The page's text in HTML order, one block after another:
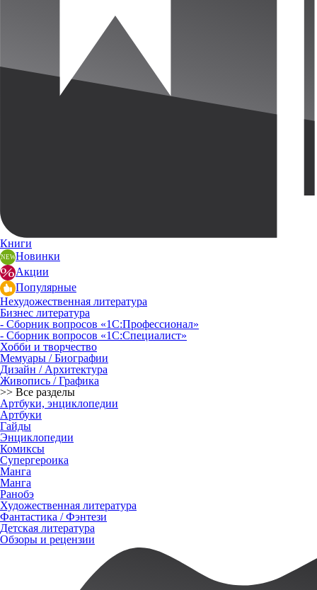
Книги
Новинки
Акции
Популярные
Нехудожественная литература
Бизнес литература
- Сборник вопросов «1С:Профессионал»
- Сборник вопросов «1С:Специалист»
Хобби и творчество
Мемуары / Биографии
Дизайн / Архитектура
Живопись / Графика
>> Все разделы
Артбуки, энциклопедии
Артбуки
Гайды
Энциклопедии
Комиксы
Супергероика
Манга
Манга
Ранобэ
Художественная литература
Фантастика / Фэнтези
Детская литература
Обзоры и рецензии